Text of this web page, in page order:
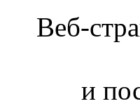
Веб-
и